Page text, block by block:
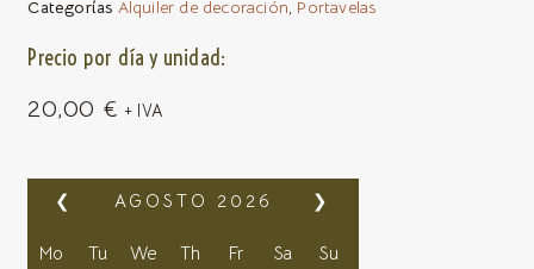
Categorías Alquiler de decoración, Portavelas
Precio por día y unidad:
20,00 € + IVA
❮ ❯
AGOSTO 2026
Mo Tu We Th Fr Sa Su